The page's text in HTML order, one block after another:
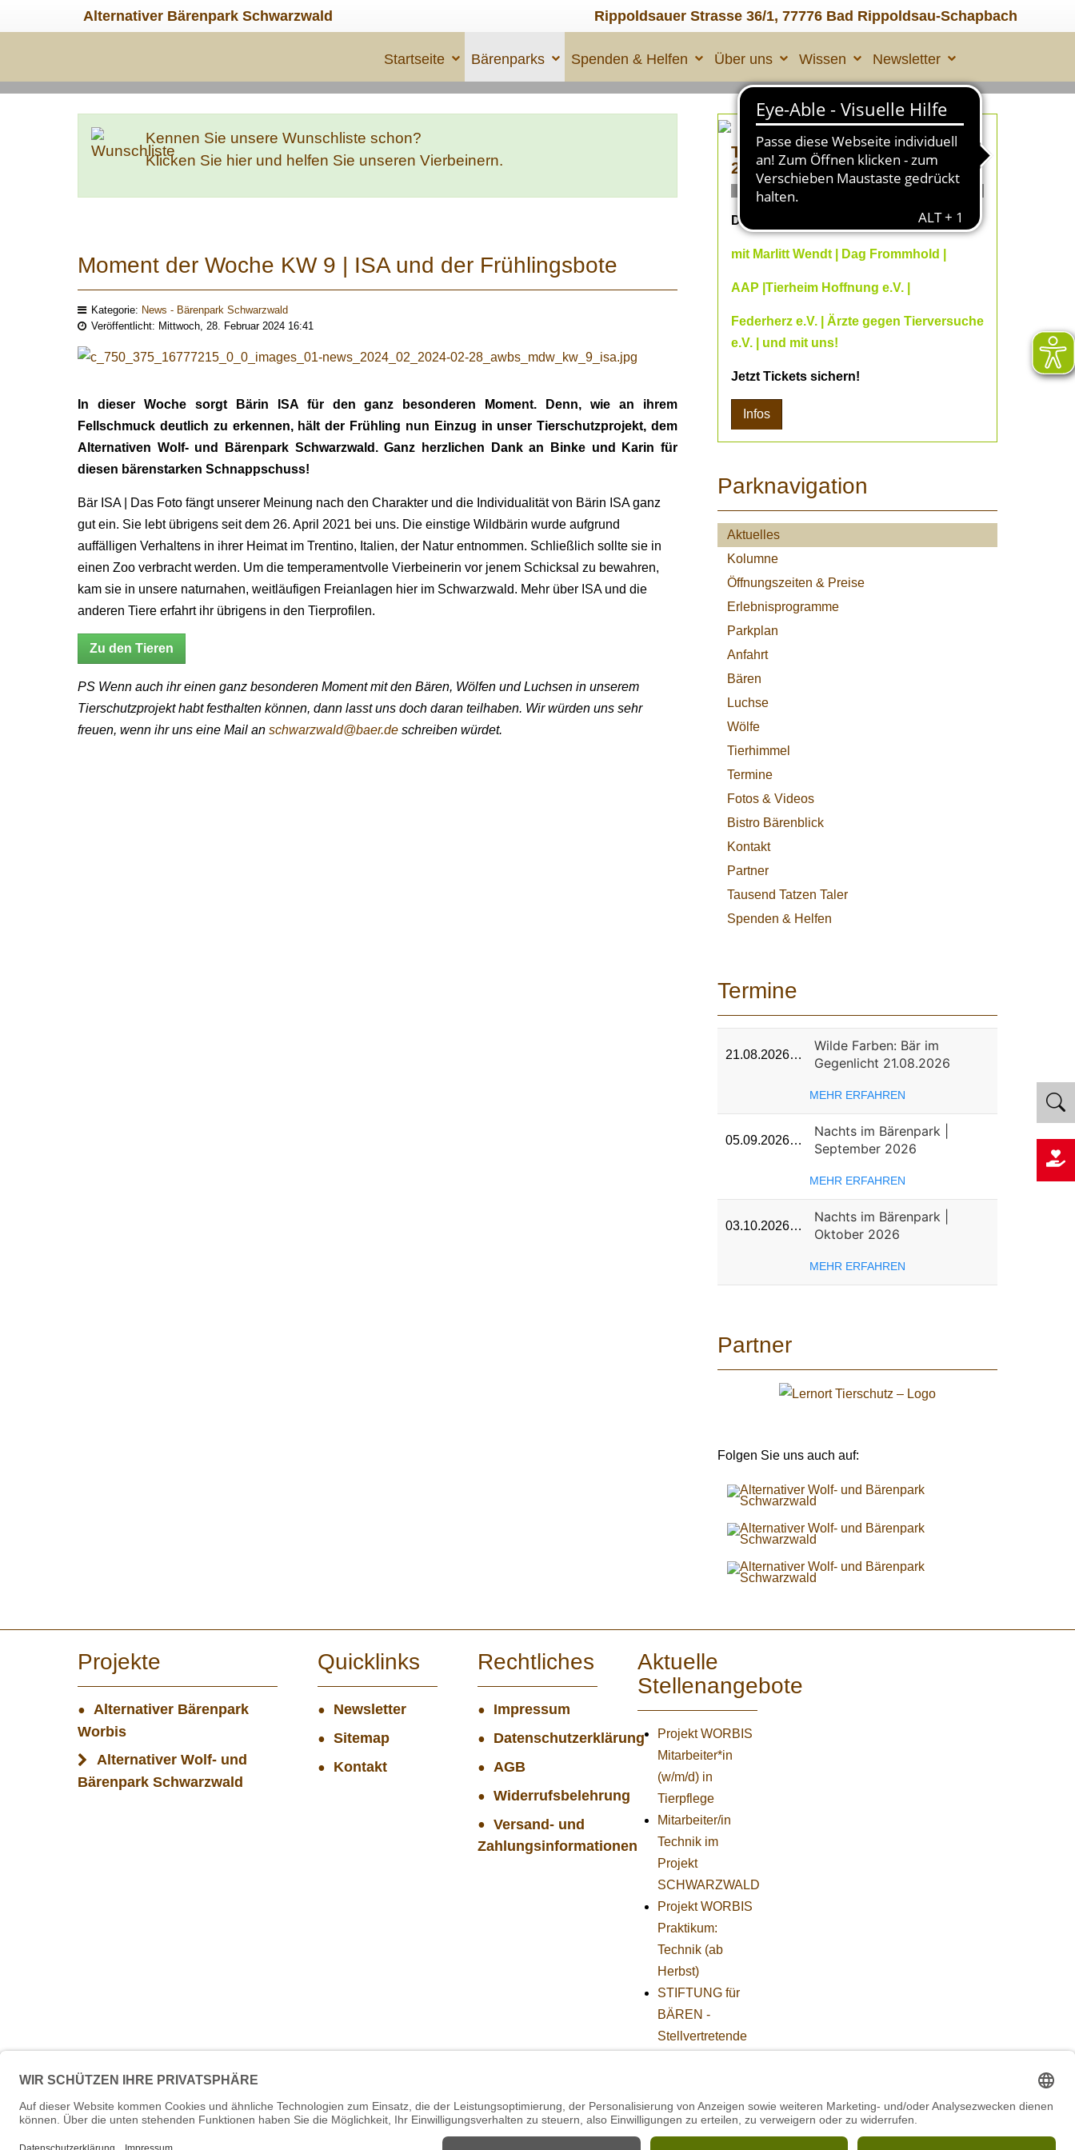
Alternativer Bärenpark Schwarzwald Rippoldsauer Strasse 36/1, 77776 Bad Rippoldsau-Schapbach
Startseite Bärenparks Spenden & Helfen Über uns Wissen Newsletter
Kennen Sie unsere Wunschliste schon?
Klicken Sie hier und helfen Sie unseren Vierbeinern.
Moment der Woche KW 9 | ISA und der Frühlingsbote
Kategorie: News - Bärenpark Schwarzwald
Veröffentlicht: Mittwoch, 28. Februar 2024 16:41
In dieser Woche sorgt Bärin ISA für den ganz besonderen Moment. Denn, wie an ihrem
Fellschmuck deutlich zu erkennen, hält der Frühling nun Einzug in unser Tierschutzprojekt, dem
Alternativen Wolf- und Bärenpark Schwarzwald. Ganz herzlichen Dank an Binke und Karin für
diesen bärenstarken Schnappschuss!
Bär ISA | Das Foto fängt unserer Meinung nach den Charakter und die Individualität von Bärin ISA ganz
gut ein. Sie lebt übrigens seit dem 26. April 2021 bei uns. Die einstige Wildbärin wurde aufgrund
auffälligen Verhaltens in ihrer Heimat im Trentino, Italien, der Natur entnommen. Schließlich sollte sie in
einen Zoo verbracht werden. Um die temperamentvolle Vierbeinerin vor jenem Schicksal zu bewahren,
kam sie in unsere naturnahen, weitläufigen Freianlagen hier im Schwarzwald. Mehr über ISA und die
anderen Tiere erfahrt ihr übrigens in den Tierprofilen.
Zu den Tieren
PS Wenn auch ihr einen ganz besonderen Moment mit den Bären, Wölfen und Luchsen in unserem
Tierschutzprojekt habt festhalten können, dann lasst uns doch daran teilhaben. Wir würden uns sehr
freuen, wenn ihr uns eine Mail an schwarzwald@baer.de schreiben würdet.
TIERLEID made in ÜBERALL
2
ONLINE Fachvorträge
Dein Online--Herbst 2026
mit Marlitt Wendt | Dag Frommhold |
AAP |Tierheim Hoffnung e.V. |
Federherz e.V. | Ärzte gegen Tierversuche
e.V. | und mit uns!
Jetzt Tickets sichern!
Infos
Parknavigation
Aktuelles
Kolumne
Öffnungszeiten & Preise
Erlebnisprogramme
Parkplan
Anfahrt
Bären
Luchse
Wölfe
Tierhimmel
Termine
Fotos & Videos
Bistro Bärenblick
Kontakt
Partner
Tausend Tatzen Taler
Spenden & Helfen
Termine
21.08.2026…
Wilde Farben: Bär im
Gegenlicht 21.08.2026
MEHR ERFAHREN
05.09.2026…
Nachts im Bärenpark |
September 2026
MEHR ERFAHREN
03.10.2026…
Nachts im Bärenpark |
Oktober 2026
MEHR ERFAHREN
Partner
Folgen Sie uns auch auf:
Projekte
Alternativer Bärenpark
Worbis
Alternativer Wolf- und
Bärenpark Schwarzwald
Quicklinks
Newsletter
Sitemap
Kontakt
Rechtliches
Impressum
Datenschutzerklärung
AGB
Widerrufsbelehrung
Versand- und
Zahlungsinformationen
Aktuelle
Stellenangebote
Projekt WORBIS
Mitarbeiter*in
(w/m/d) in
Tierpflege
Mitarbeiter/in
Technik im
Projekt
SCHWARZWALD
Projekt WORBIS
Praktikum:
Technik (ab
Herbst)
STIFTUNG für
BÄREN -
Stellvertretende
Mitarbeiter(w/m/d)
Imbiss - Betrieb